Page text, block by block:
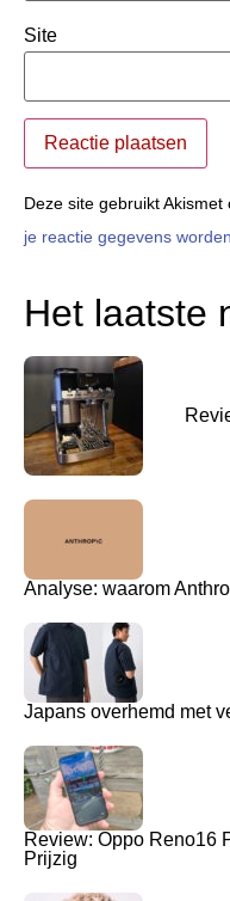
Site
Deze site gebruikt
je reactie gegevens
Het laatste
Analyse: waarom
Japans overhemd met
Review: Oppo Reno16
Prijzig